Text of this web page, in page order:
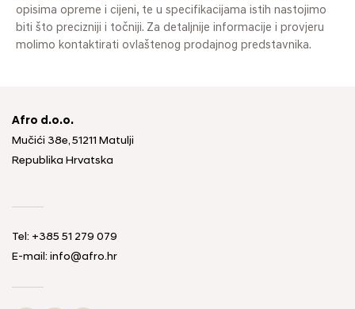
opisima opreme i cijeni, te u specifikacijama istih nastojimo
biti što precizniji i točniji. Za detaljnije informacije i provjeru
molimo kontaktirati ovlaštenog prodajnog predstavnika.
Afro d.o.o.
Mučići 38e, 51211 Matulji
Republika Hrvatska
Tel: +385 51 279 079
E-mail: info@afro.hr